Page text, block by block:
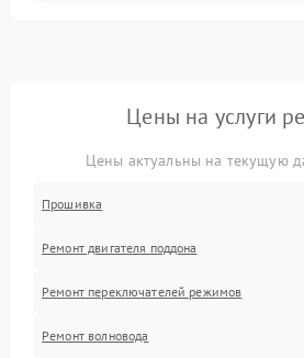
Цены на услуги
Цены актуальны на текущую
Прошивка
Ремонт двигателя поддона
Ремонт переключателей режимов
Ремонт волновода